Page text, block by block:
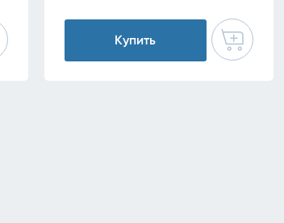
Купить